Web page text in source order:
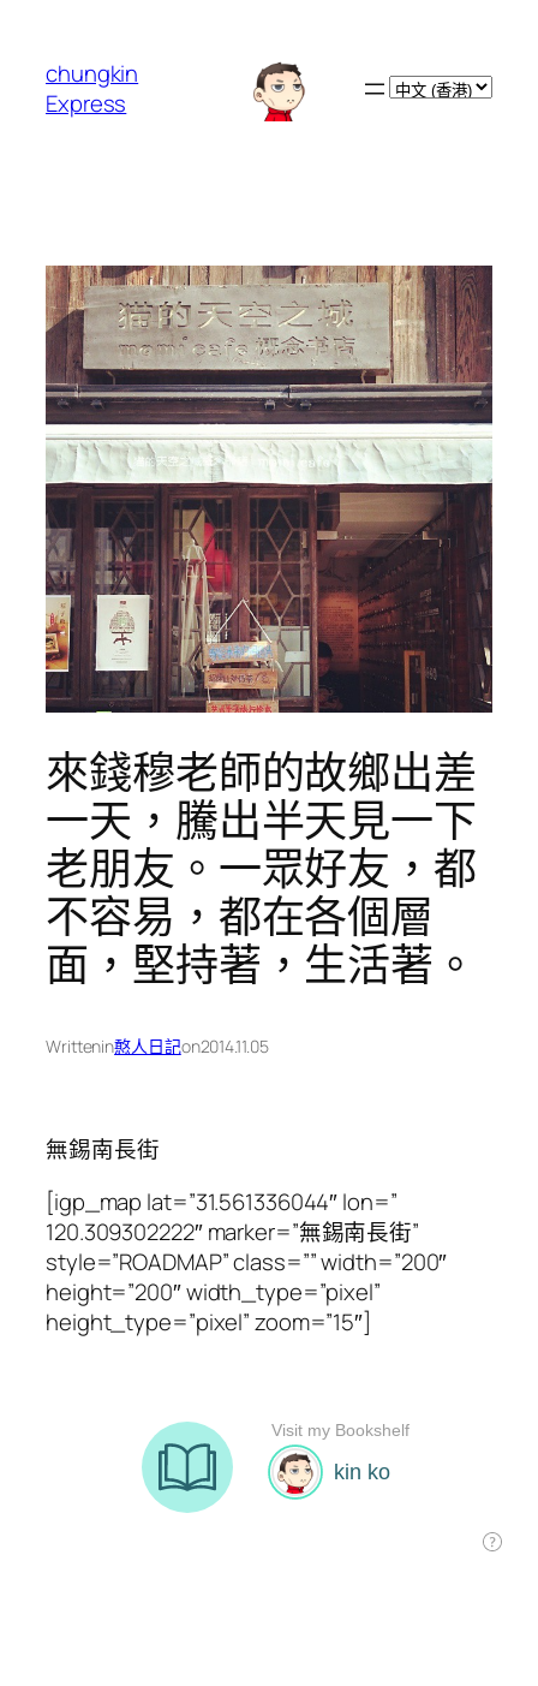
chungkin
Express
Choose
來錢穆老師的故鄉出差
一天，騰出半天見一下
老朋友。一眾好友，都
不容易，都在各個層
面，堅持著，生活著。
Writtenin憨人日記on2014.11.05
無錫南長街
[igp_map lat=”31.561336044″ lon=”
120.309302222″ marker=”無錫南長街”
style=”ROADMAP” class=”” width=”200″
height=”200″ width_type=”pixel”
height_type=”pixel” zoom=”15″]